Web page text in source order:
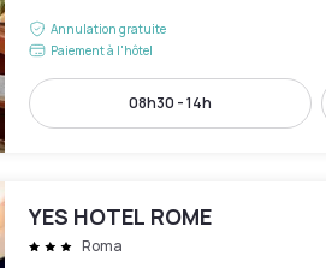
Annulation gratuite
Paiement à l'hôtel
08h30 - 14h
YES HOTEL ROME
Roma